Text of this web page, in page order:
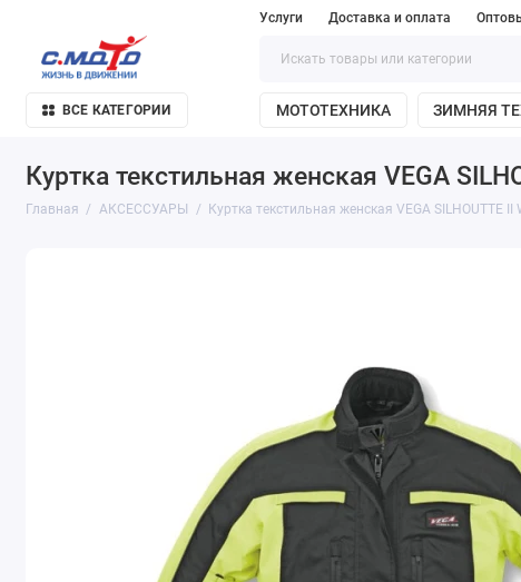
Услуги Доставка и оплата
ВСЕ КАТЕГОРИИ МОТОТЕХНИКА ЗИМНЯЯ
Куртка текстильная женская VEGA
Главная АКСЕССУАРЫ Куртка текстильная женская VEGA SILHOUTTE